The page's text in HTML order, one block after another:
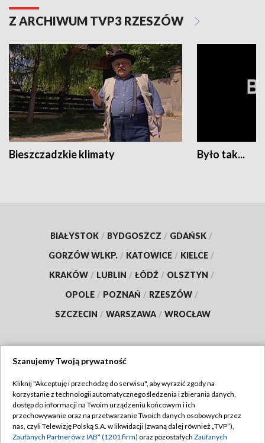
Z ARCHIWUM TVP3 RZESZÓW
Bieszczadzkie klimaty Było tak...
BIAŁYSTOK / BYDGOSZCZ / GDAŃSK /
GORZÓW WLKP. / KATOWICE / KIELCE /
KRAKÓW / LUBLIN / ŁÓDŹ / OLSZTYN /
OPOLE / POZNAŃ / RZESZÓW /
SZCZECIN / WARSZAWA / WROCŁAW
TVP
Abonament TVP
Emisja w TVP
Regulamin TVP
Polityka prywatności
Szanujemy Twoją prywatność
Kliknij "Akceptuję i przechodzę do serwisu", aby wyrazić zgody na
korzystanie z technologii automatycznego śledzenia i zbierania danych,
dostęp do informacji na Twoim urządzeniu końcowym i ich
przechowywanie oraz na przetwarzanie Twoich danych osobowych przez
nas, czyli Telewizję Polską S.A. w likwidacji (zwaną dalej również „TVP”),
Zaufanych Partnerów z IAB* (1201 firm) oraz pozostałych Zaufanych